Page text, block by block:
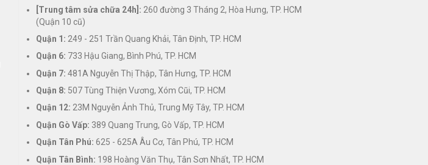
[Trung tâm sửa chữa 24h]: 260 đường 3 Tháng 2, Hòa Hưng, TP. HCM
(Quận 10 cũ)
Quận 1: 249 - 251 Trần Quang Khải, Tân Định, TP. HCM
Quận 6: 733 Hậu Giang, Bình Phú, TP. HCM
Quận 7: 481A Nguyễn Thị Thập, Tân Hưng, TP. HCM
Quận 8: 507 Tùng Thiện Vương, Xóm Cũi, TP. HCM
Quận 12: 23M Nguyễn Ảnh Thủ, Trung Mỹ Tây, TP. HCM
Quận Gò Vấp: 389 Quang Trung, Gò Vấp, TP. HCM
Quận Tân Phú: 625 - 625A Âu Cơ, Tân Phú, TP. HCM
Quận Tân Bình: 198 Hoàng Văn Thụ, Tân Sơn Nhất, TP. HCM